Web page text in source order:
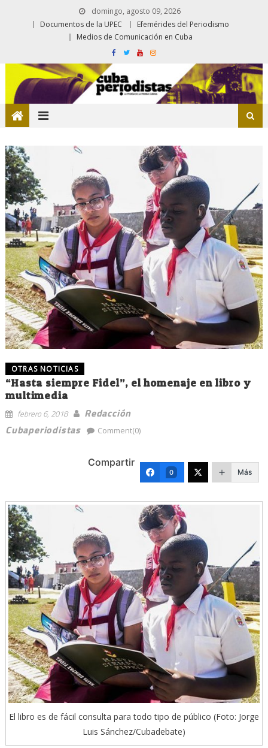
domingo, agosto 09, 2026
Documentos de la UPEC
Efemérides del Periodismo
Medios de Comunicación en Cuba
OTRAS NOTICIAS
“Hasta siempre Fidel”, el homenaje en libro y
multimedia
febrero 6, 2018
Redacción
Cubaperiodistas
Comment(0)
Compartir
0 Más
El libro es de fácil consulta para todo tipo de público (Foto: Jorge
Luis Sánchez/Cubadebate)